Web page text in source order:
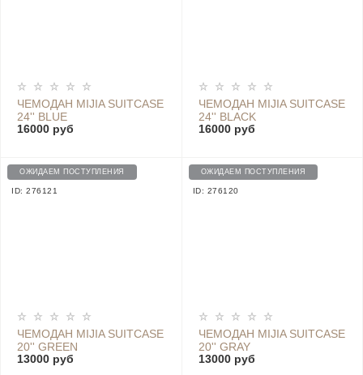
ЧЕМОДАН MIJIA SUITCASE
24'' BLUE
16000 руб
ЧЕМОДАН MIJIA SUITCASE
24'' BLACK
16000 руб
ОЖИДАЕМ ПОСТУПЛЕНИЯ
ID: 276121
ЧЕМОДАН MIJIA SUITCASE
20'' GREEN
13000 руб
ОЖИДАЕМ ПОСТУПЛЕНИЯ
ID: 276120
ЧЕМОДАН MIJIA SUITCASE
20'' GRAY
13000 руб